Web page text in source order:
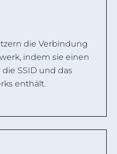
die Verbindung
indem sie einen
SSID und das
enthält.